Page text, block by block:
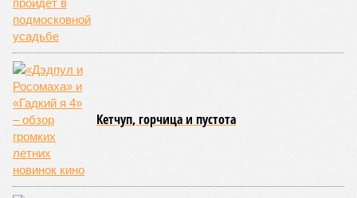
Кетчуп, горчица и пустота